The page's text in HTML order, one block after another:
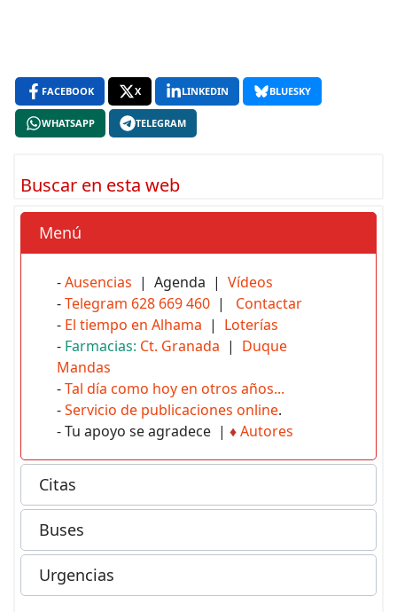
FACEBOOK X LINKEDIN BLUESKY
WHATSAPP TELEGRAM
Buscar en esta web
Menú
-Ausencias | Agenda | Vídeos
-Telegram 628 669 460 | Contactar
- El tiempo en Alhama | Loterías
- Farmacias: Ct. Granada | Duque
Mandas
-Tal día como hoy en otros años...
-Servicio de publicaciones online.
- Tu apoyo se agradece | ♦Autores
Citas
Buses
Urgencias